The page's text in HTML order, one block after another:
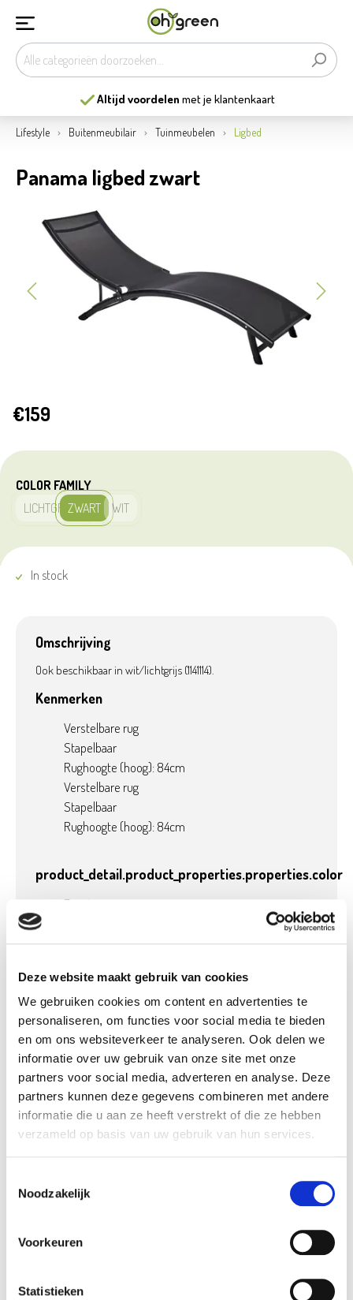
Deze website maakt gebruik van cookies
We gebruiken cookies om content en advertenties te
personaliseren, om functies voor social media te bieden
en om ons websiteverkeer te analyseren. Ook delen we
informatie over uw gebruik van onze site met onze
partners voor social media, adverteren en analyse. Deze
partners kunnen deze gegevens combineren met andere
informatie die u aan ze heeft verstrekt of die ze hebben
verzameld op basis van uw gebruik van hun services.
Noodzakelijk
Voorkeuren
Statistieken
Altijd voordelen met je klantenkaart
Lifestyle Buitenmeubilair Tuinmeubelen Ligbed
Panama ligbed zwart
€159
COLOR FAMILY
LICHTGRIJSZWART WIT
In stock
Omschrijving
Ook beschikbaar in wit/lichtgrijs (1141114).
Kenmerken
Verstelbare rug
Stapelbaar
Rughoogte (hoog): 84cm
Verstelbare rug
Stapelbaar
Rughoogte (hoog): 84cm
product_detail.product_properties.properties.color
Zwart
Product details
Betaalbaar met
Ecocheques:
Neen
Gewicht:
0,01 kg
Hoogte (cm):
30 cm
Breedte (cm):
54 cm
Lengte (cm):
180 cm
Artikel nummer:
1141115
Doornik